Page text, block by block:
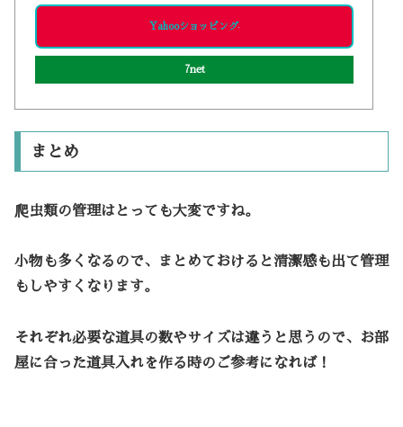
Yahooショッピング
7net
まとめ
爬虫類の管理はとっても大変ですね。
小物も多くなるので、まとめておけると清潔感も出て管理
もしやすくなります。
それぞれ必要な道具の数やサイズは違うと思うので、お部
屋に合った道具入れを作る時のご参考になれば！